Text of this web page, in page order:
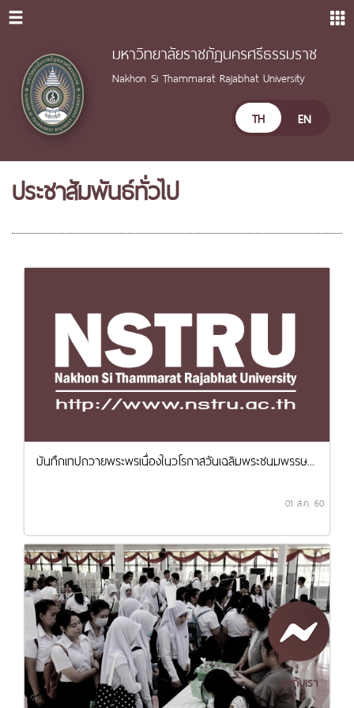
มหาวิทยาลัยราชภัฏนครศรีธรรมราช
Nakhon Si Thammarat Rajabhat University
TH EN
ประชาสัมพันธ์ทั่วไป
บันทึกเทปถวายพระพรเนื่องในวโรกาสวันเฉลิมพระชนมพรรษ...
01 ส.ค. 60
คุยกับเรา